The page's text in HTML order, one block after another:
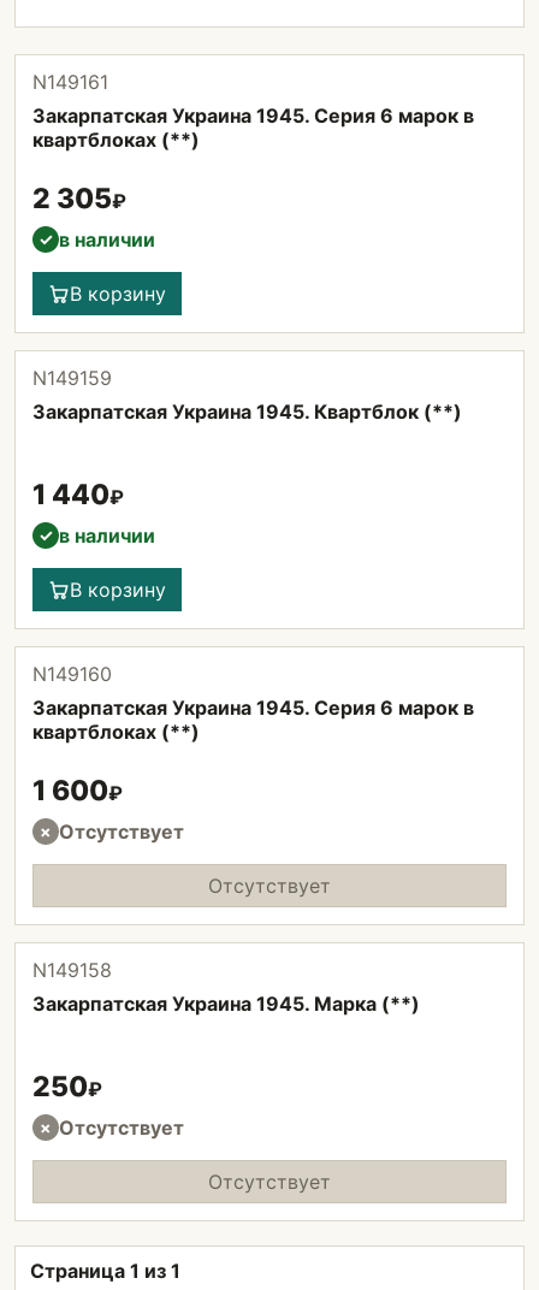
N149161
Закарпатская Украина 1945. Серия 6 марок в
квартблоках (**)
2 305₽
✓ в наличии
В корзину
N149159
Закарпатская Украина 1945. Квартблок (**)
1 440₽
✓ в наличии
В корзину
N149160
Закарпатская Украина 1945. Серия 6 марок в
квартблоках (**)
1 600₽
× Отсутствует
Отсутствует
N149158
Закарпатская Украина 1945. Марка (**)
250₽
× Отсутствует
Отсутствует
Страница 1 из 1